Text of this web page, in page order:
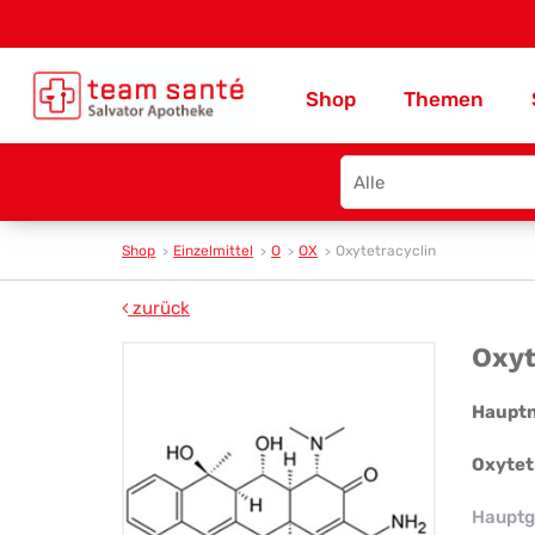
Shop Themen
Search
type
Shop Einzelmittel O OX Oxytetracyclin
zurück